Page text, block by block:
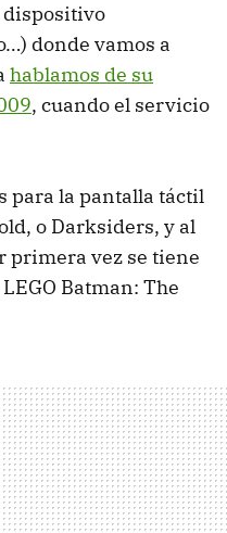
dispositivo
donde vamos a
hablamos de su
, cuando el servicio
para la pantalla táctil
o Darksiders, y al
primera vez se tiene
LEGO Batman: The